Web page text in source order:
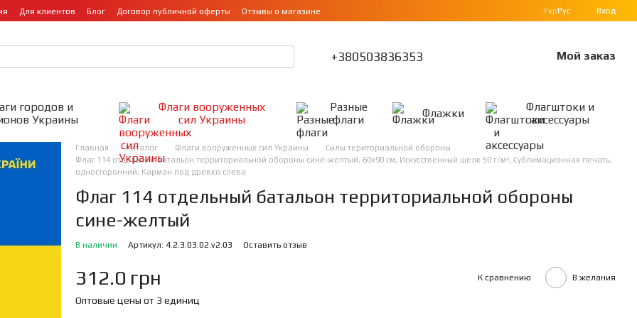
Для клиентов Блог Договор публичной оферты Отзывы о магазине УкрРус Вход
+380503836353 Мой заказ
городов и
Украины
Флаги вооруженных
сил Украины
Разные
флаги
Флажки
Флагштоки и
аксессуары
Главная Каталог Флаги вооруженных сил Украины
Силы териториальной обороны
Флаг 114 отдельный батальон территориальной обороны сине-желтый, 60х90 см, Искусственный шелк 50 г/м², Сублимационная печать,
односторонний, Карман под древко слева
Флаг 114 отдельный батальон территориальной обороны
сине-желтый
В наличии Артикул: 4.2.3.03.02.v2.03 Оставить отзыв
312.0 грн К сравнению В желания
Оптовые цены от 3 единиц